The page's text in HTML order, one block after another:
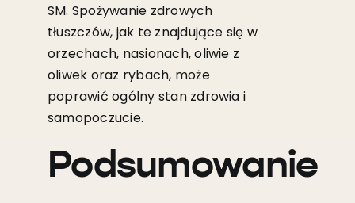
SM. Spożywanie zdrowych
tłuszczów, jak te znajdujące się w
orzechach, nasionach, oliwie z
oliwek oraz rybach, może
poprawić ogólny stan zdrowia i
samopoczucie.
Podsumowanie